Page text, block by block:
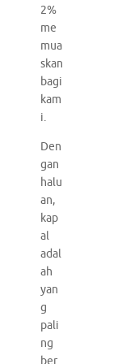
2%
me
mua
skan
bagi
kam
i.
Den
gan
halu
an,
kap
al
adal
ah
yan
g
pali
ng
ber